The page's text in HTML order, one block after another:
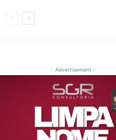
- Advertisement -